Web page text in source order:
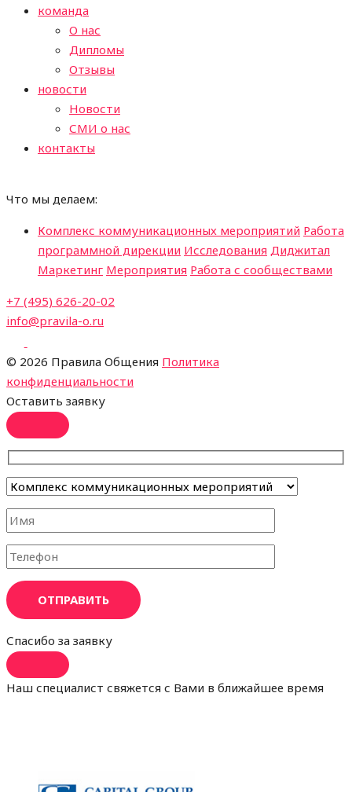
команда
О нас
Дипломы
Отзывы
новости
Новости
СМИ о нас
контакты
Что мы делаем:
Комплекс коммуникационных мероприятий Работа
программной дирекции Исследования Диджитал
Маркетинг Мероприятия Работа с сообществами
+7 (495) 626-20-02
info@pravila-o.ru
© 2026 Правила Общения Политика
конфиденциальности
Оставить заявку
ОТПРАВИТЬ
Спасибо за заявку
Наш специалист свяжется с Вами в ближайшее время